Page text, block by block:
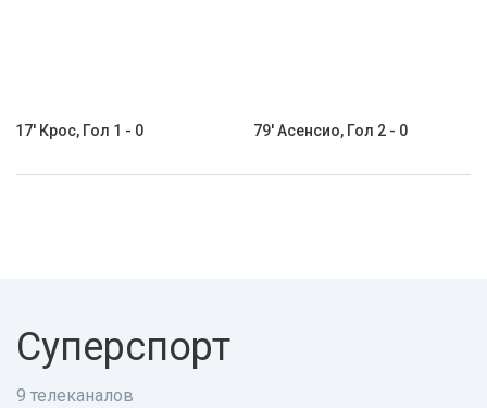
17' Крос, Гол 1 - 0 79' Асенсио, Гол 2 - 0
Суперспорт
9 телеканалов